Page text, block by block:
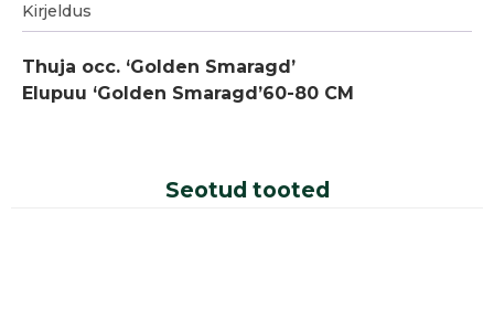
Kirjeldus
Thuja occ. ‘Golden Smaragd’
Elupuu ‘Golden Smaragd’60-80 CM
Seotud tooted